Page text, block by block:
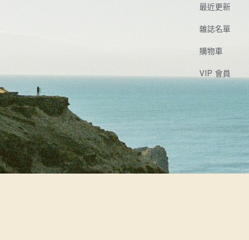
最近更新
雜誌名單
購物車
VIP 會員